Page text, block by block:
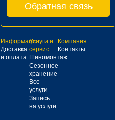
Обратная связь
Информация
Доставка
и оплата
Услуги и
сервис
Шиномонтаж
Сезонное
хранение
Все
услуги
Запись
на услуги
Компания
Контакты